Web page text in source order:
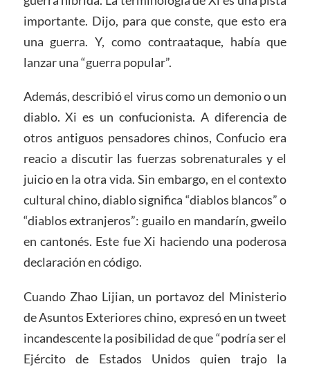
importante. Dijo, para que conste, que esto era
una guerra. Y, como contraataque, había que
lanzar una “guerra popular”.
Además, describió el virus como un demonio o un
diablo. Xi es un confucionista. A diferencia de
otros antiguos pensadores chinos, Confucio era
reacio a discutir las fuerzas sobrenaturales y el
juicio en la otra vida. Sin embargo, en el contexto
cultural chino, diablo significa “diablos blancos” o
“diablos extranjeros”: guailo en mandarín, gweilo
en cantonés. Este fue Xi haciendo una poderosa
declaración en código.
Cuando Zhao Lijian, un portavoz del Ministerio
de Asuntos Exteriores chino, expresó en un tweet
incandescente la posibilidad de que “podría ser el
Ejército de Estados Unidos quien trajo la